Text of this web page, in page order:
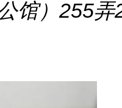
馆）255弄